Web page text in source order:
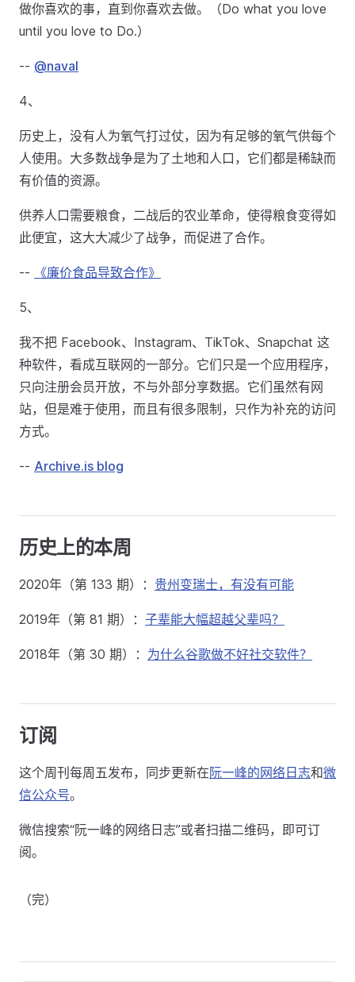
做你喜欢的事，直到你喜欢去做。（Do what you love
until you love to Do.）
-- @naval
4、
历史上，没有人为氧气打过仗，因为有足够的氧气供每个
人使用。大多数战争是为了土地和人口，它们都是稀缺而
有价值的资源。
供养人口需要粮食，二战后的农业革命，使得粮食变得如
此便宜，这大大减少了战争，而促进了合作。
-- 《廉价食品导致合作》
5、
我不把 Facebook、Instagram、TikTok、Snapchat 这
种软件，看成互联网的一部分。它们只是一个应用程序，
只向注册会员开放，不与外部分享数据。它们虽然有网
站，但是难于使用，而且有很多限制，只作为补充的访问
方式。
-- Archive.is blog
历史上的本周
2020年（第 133 期）： 贵州变瑞士，有没有可能
2019年（第 81 期）： 子辈能大幅超越父辈吗？
2018年（第 30 期）： 为什么谷歌做不好社交软件？
订阅
这个周刊每周五发布，同步更新在阮一峰的网络日志和微
信公众号。
微信搜索“阮一峰的网络日志”或者扫描二维码，即可订
阅。
（完）